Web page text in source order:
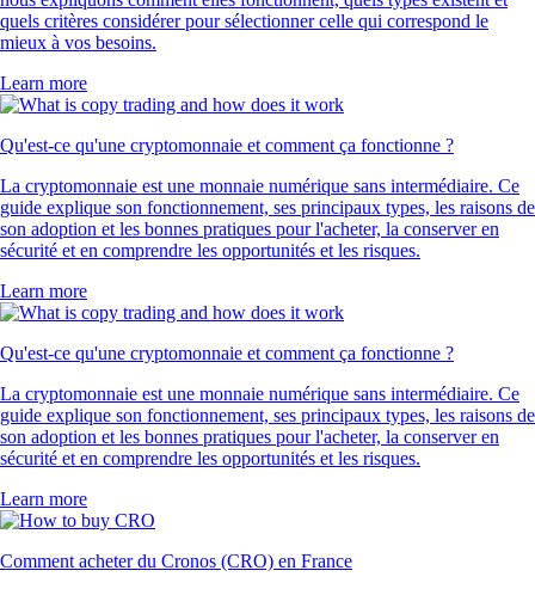
quels critères considérer pour sélectionner celle qui correspond le
mieux à vos besoins.
Learn more
Qu'est-ce qu'une cryptomonnaie et comment ça fonctionne ?
La cryptomonnaie est une monnaie numérique sans intermédiaire. Ce
guide explique son fonctionnement, ses principaux types, les raisons de
son adoption et les bonnes pratiques pour l'acheter, la conserver en
sécurité et en comprendre les opportunités et les risques.
Learn more
Qu'est-ce qu'une cryptomonnaie et comment ça fonctionne ?
La cryptomonnaie est une monnaie numérique sans intermédiaire. Ce
guide explique son fonctionnement, ses principaux types, les raisons de
son adoption et les bonnes pratiques pour l'acheter, la conserver en
sécurité et en comprendre les opportunités et les risques.
Learn more
Comment acheter du Cronos (CRO) en France